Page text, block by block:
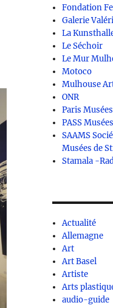
Fondation
Galerie
La
Le Séchoir
Le Mur
Motoco
Mulhouse
ONR
Paris
PASS
SAAMS
Musées de
Stamala -
Actualité
Allemagne
Art
Art Basel
Artiste
Arts
audio-guide